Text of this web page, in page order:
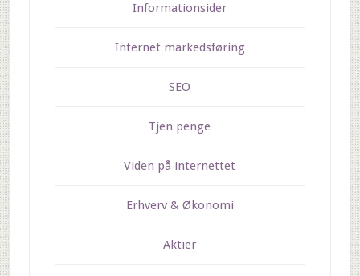
Informationsider
Internet markedsføring
SEO
Tjen penge
Viden på internettet
Erhverv & Økonomi
Aktier